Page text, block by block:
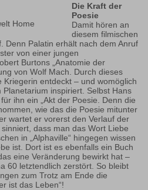
Home
Die Kraft der
Poesie
Damit hören an
diesem filmischen
Denn Palatin erhält nach dem Anruf
von einer jungen
Burtons „Anatomie der
von Wolf Mach. Durch dieses
Kriegerin entdeckt – und womöglich
inspiriert. Selbst Hans
ihn ein „Akt der Poesie. Denn die
wie das die Poesie mitunter
wartet er vorerst den Verlauf der
dass man das Wort Liebe
in „Alphaville“ hingegen wissen
ist. Dort ist es ebenfalls ein Buch
eine Veränderung bewirkt hat –
60 letztendlich zerstört. So bleibt
zum Trotz am Ende die
ist das Leben“!